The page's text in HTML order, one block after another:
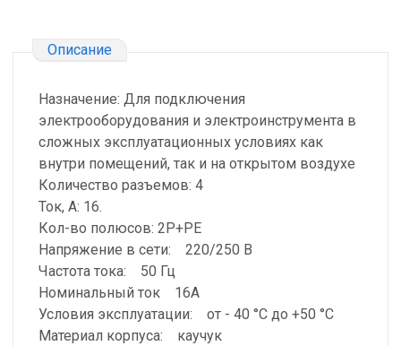
Описание
Назначение: Для подключения
электрооборудования и электроинструмента в
сложных эксплуатационных условиях как
внутри помещений, так и на открытом воздухе
Количество разъемов: 4
Ток, А: 16.
Кол-во полюсов: 2Р+РЕ
Напряжение в сети: 220/250 В
Частота тока: 50 Гц
Номинальный ток 16А
Условия эксплуатации: от - 40 °С до +50 °С
Материал корпуса: каучук